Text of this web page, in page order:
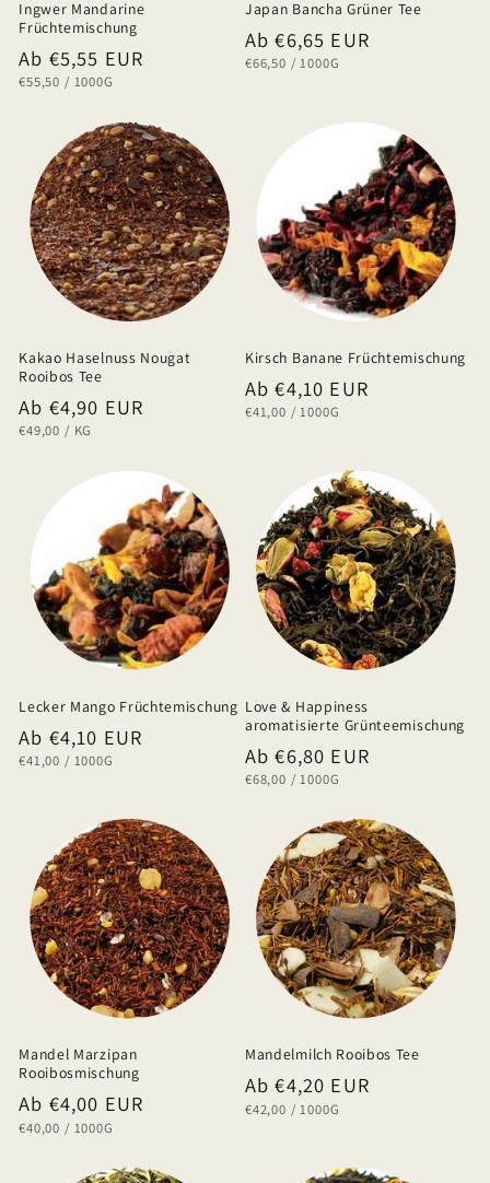
Ingwer Mandarine
Früchtemischung
Normaler
Preis
Ab €5,55 EUR
GRUNDPREIS
€55,50 / PRO
1000G
Japan Bancha Grüner Tee
Normaler
Preis
Ab €6,65 EUR
GRUNDPREIS
€66,50 / PRO
1000G
Kakao Haselnuss Nougat
Rooibos Tee
Normaler
Preis
Ab €4,90 EUR
GRUNDPREIS
€49,00 / PRO
KG
Kirsch Banane Früchtemischung
Normaler
Preis
Ab €4,10 EUR
GRUNDPREIS
€41,00 / PRO
1000G
Lecker Mango Früchtemischung
Normaler
Preis
Ab €4,10 EUR
GRUNDPREIS
€41,00 / PRO
1000G
Love & Happiness
aromatisierte Grünteemischung
Normaler
Preis
Ab €6,80 EUR
GRUNDPREIS
€68,00 / PRO
1000G
Mandel Marzipan
Rooibosmischung
Normaler
Preis
Ab €4,00 EUR
GRUNDPREIS
€40,00 / PRO
1000G
Mandelmilch Rooibos Tee
Normaler
Preis
Ab €4,20 EUR
GRUNDPREIS
€42,00 / PRO
1000G